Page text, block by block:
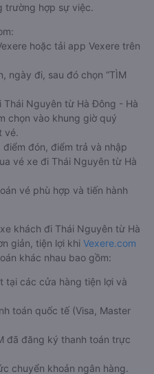
trường hợp sự việc.
hoặc tải app Vexere trên
ngày đi, sau đó chọn “TÌM
Nguyên từ Hà Đông - Hà
chọn vào khung giờ quý
vé.
đón, điểm trả và nhập
vé xe đi Thái Nguyên từ Hà
vé phù hợp và tiến hành
khách đi Thái Nguyên từ Hà
giản, tiện lợi khi Vexere.com
khác nhau bao gồm:
tại các cửa hàng tiện lợi và
toán quốc tế (Visa, Master
đã đăng ký thanh toán trực
chuyển khoản ngân hàng.